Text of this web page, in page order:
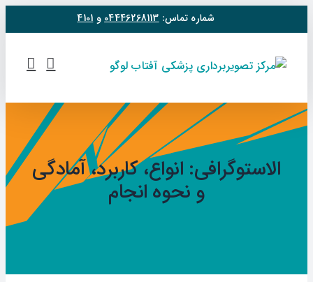
شماره تماس:04446268113و4101
الاستوگرافی: انواع، کاربرد، آمادگی
و نحوه انجام